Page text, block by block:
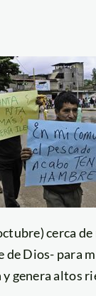
cerca
Dios- para
genera altos